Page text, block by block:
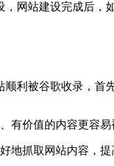
网站建设完成后
利被谷歌收录，首
有价值的内容更容易
地抓取网站内容，提